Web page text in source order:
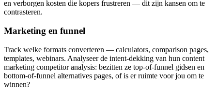
en verborgen kosten die kopers frustreren — dit zijn kansen om te
contrasteren.
Marketing en funnel
Track welke formats converteren — calculators, comparison pages,
templates, webinars. Analyseer de intent-dekking van hun content
marketing competitor analysis: bezitten ze top-of-funnel gidsen en
bottom-of-funnel alternatives pages, of is er ruimte voor jou om te
winnen?